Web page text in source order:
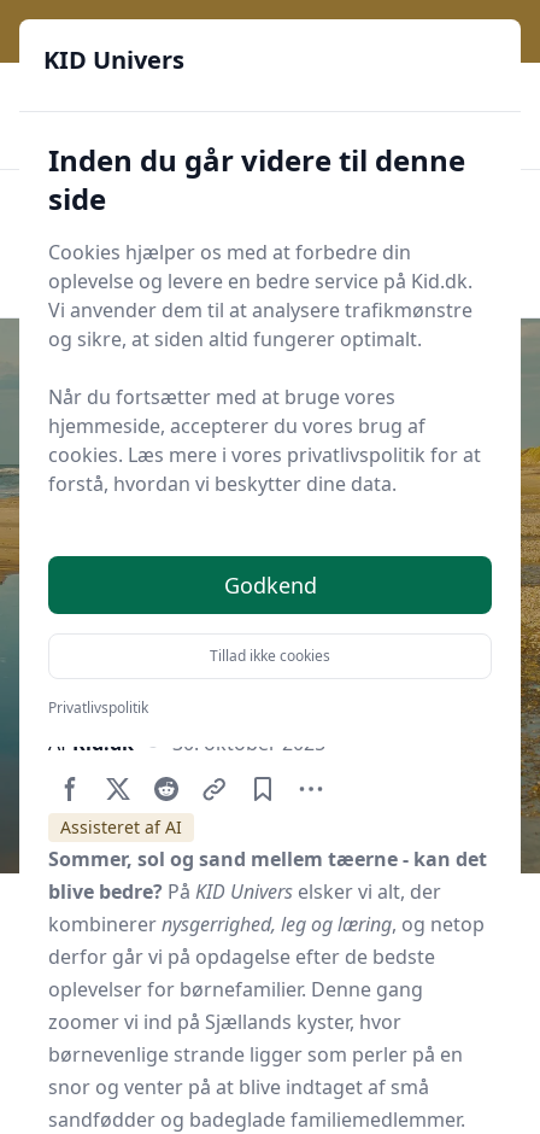
Start søgning
Start søgning
Udgivet iOplevelser
10 børnevenlige strande på
Sjælland
Af Kid.dk 30. oktober 2025
Assisteret af AI
Sommer, sol og sand mellem tæerne - kan det
blive bedre? På KID Univers elsker vi alt, der
kombinerernysgerrighed, leg og læring, og netop
derfor går vi på opdagelse efter de bedste
oplevelser for børnefamilier. Denne gang
zoomer vi ind på Sjællands kyster, hvor
børnevenlige strande ligger som perler på en
snor og venter på at blive indtaget af små
sandfødder og badeglade familiemedlemmer.
KID Univers
Inden du går videre til denne
side
Cookies hjælper os med at forbedre din
oplevelse og levere en bedre service på Kid.dk.
Vi anvender dem til at analysere trafikmønstre
og sikre, at siden altid fungerer optimalt.
Når du fortsætter med at bruge vores
hjemmeside, accepterer du vores brug af
cookies. Læs mere i vores privatlivspolitik for at
forstå, hvordan vi beskytter dine data.
Godkend
Tillad ikke cookies
Privatlivspolitik